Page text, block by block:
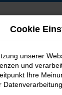
B2B-
Cookie
unserer
und
Ihre